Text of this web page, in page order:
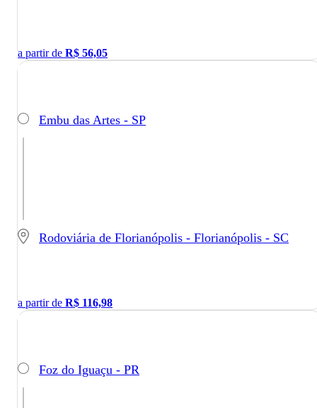
a partir de R$ 56,05
Embu das Artes - SP
Rodoviária de Florianópolis - Florianópolis - SC
a partir de R$ 116,98
Foz do Iguaçu - PR